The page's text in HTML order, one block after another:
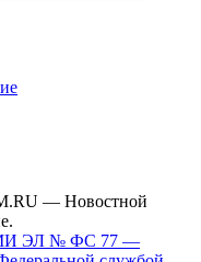
— Новостной
СМИ ЭЛ № ФС 77 —